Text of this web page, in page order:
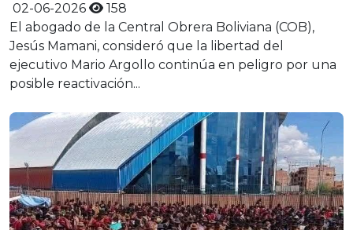
02-06-2026
158
El abogado de la Central Obrera Boliviana (COB),
Jesús Mamani, consideró que la libertad del
ejecutivo Mario Argollo continúa en peligro por una
posible reactivación...